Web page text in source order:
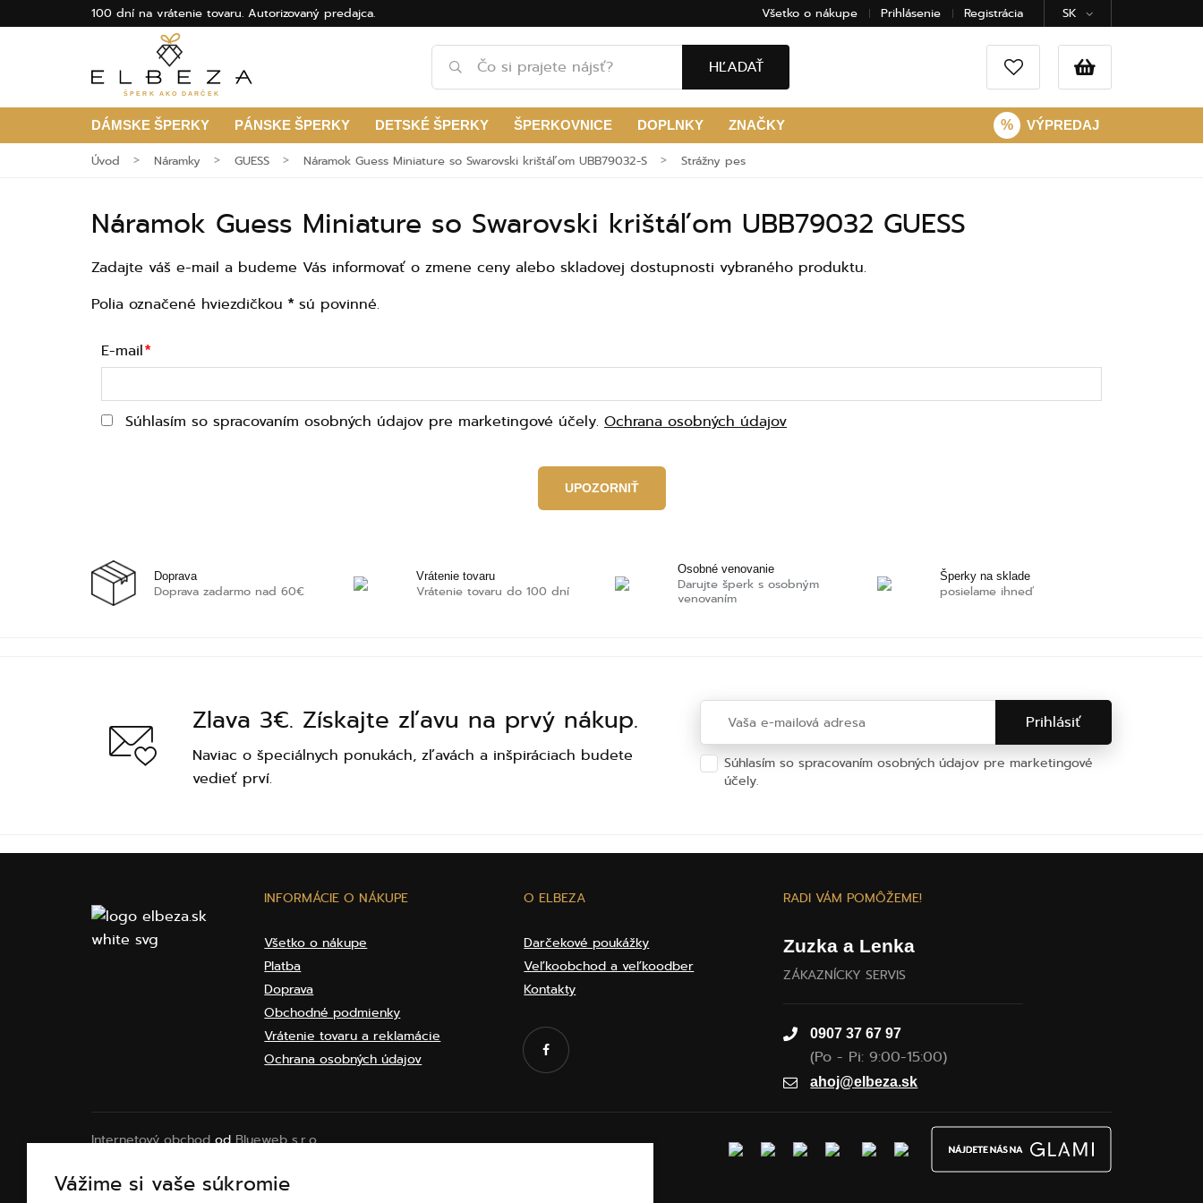
100 dní na vrátenie tovaru. Autorizovaný predajca. Všetko o nákupe Prihlásenie Registrácia SK
ŠPERK AKO DARČEK
HĽADAŤ
DÁMSKE ŠPERKY PÁNSKE ŠPERKY DETSKÉ ŠPERKY ŠPERKOVNICE DOPLNKY ZNAČKY % VÝPREDAJ
Úvod Náramky GUESS Náramok Guess Miniature so Swarovski krištáľom UBB79032-S Strážny pes
Náramok Guess Miniature so Swarovski krištáľom UBB79032 GUESS
Zadajte váš e-mail a budeme Vás informovať o zmene ceny alebo skladovej dostupnosti vybraného produktu.
Polia označené hviezdičkou * sú povinné.
E-mail
Súhlasím so spracovaním osobných údajov pre marketingové účely. Ochrana osobných údajov
Doprava
Doprava zadarmo nad 60€
Vrátenie tovaru
Vrátenie tovaru do 100 dní
Osobné venovanie
Darujte šperk s osobným
venovaním
Šperky na sklade
posielame ihneď
Zlava 3€. Získajte zľavu na prvý nákup.
Naviac o špeciálnych ponukách, zľavách a inšpiráciach budete
vedieť prví.
Súhlasím so spracovaním osobných údajov pre marketingové
účely.
INFORMÁCIE O NÁKUPE
Všetko o nákupe
Platba
Doprava
Obchodné podmienky
Vrátenie tovaru a reklamácie
Ochrana osobných údajov
O ELBEZA
Darčekové poukážky
Veľkoobchod a veľkoodber
Kontakty
RADI VÁM POMÔŽEME!
Zuzka a Lenka
ZÁKAZNÍCKY SERVIS
0907 37 67 97
(Po - Pi: 9:00-15:00)
ahoj@elbeza.sk
Internetový obchododBlueweb s.r.o.
Vážime si vaše súkromie